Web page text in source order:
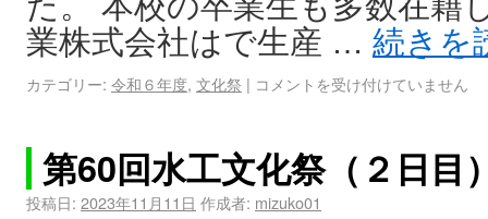
業株式会社はで生産 … 続きを
カテゴリー: 令和６年度, 文化祭 | コメントを受け付けていません
第60回水工文化祭（２日
投稿日: 2023年11月11日 作成者: mizuko01